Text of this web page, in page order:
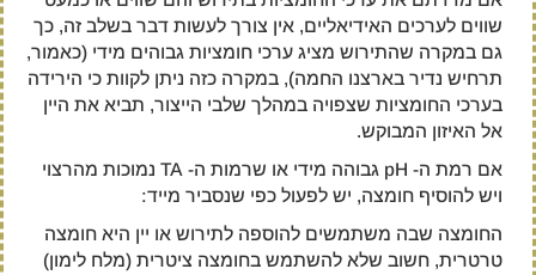
שווים לערכים האידיאליים, אין צורך לעשות דבר בשלב זה, כך
גם במקרה שהתירוש מציג ערכי חומציות גבוהים מידי (כאמור,
תרחיש נדיר בארצנו החמה), במקרה כזה ניתן לקוות כי הירידה
בערכי החומציות שצפויה במהלך שלבי הייצור, תביא את היין
אל האיזון המבוקש.
אם רמת ה- pH גבוהה מידי או שרמות ה- TA נמוכות מהרצוי
ויש להוסיף חומצה, יש לפעול כפי שנסביר מייד:
החומצה שבה משתמשים להוספה לתירוש או יין היא חומצה
טרטרית, חשוב שלא להשתמש בחומצה ציטרית (מלח לימון)